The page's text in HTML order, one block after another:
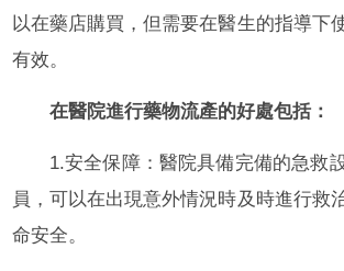
以在藥店購買，但需要在醫生的指導下
有效。
在醫院進行藥物流產的好處包括：
1.安全保障：醫院具備完備的急救
員，可以在出現意外情況時及時進行救
命安全。